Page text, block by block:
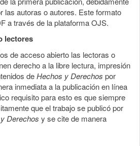
las autoras o autores. Este formato
a través de la plataforma OJS.
lectores
de acceso abierto las lectoras o
derecho a la libre lectura, impresión
deHechos y Derechos por
inmediata a la publicación en línea
requisito para esto es que siempre
que el trabajo se publicó por
Derechos y se cite de manera